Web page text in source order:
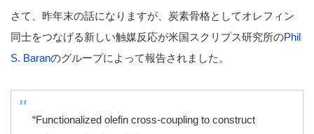
さて、昨年末の話になりますが、炭素骨格としてオレフィン
同士をつなげる新しい触媒反応が米国スクリプス研究所のPhil
S. Baranのグループによって報告されました。
“Functionalized olefin cross-coupling to construct